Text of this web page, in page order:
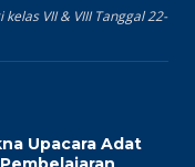
VII & VIII Tanggal 22-
Upacara Adat